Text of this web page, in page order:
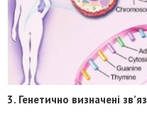
3. Генетично визначені